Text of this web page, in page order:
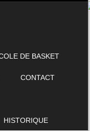
DE BASKET
CONTACT
HISTORIQUE